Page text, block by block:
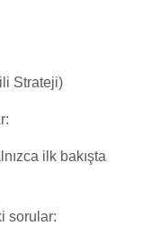
Strateji)
ilk bakışta